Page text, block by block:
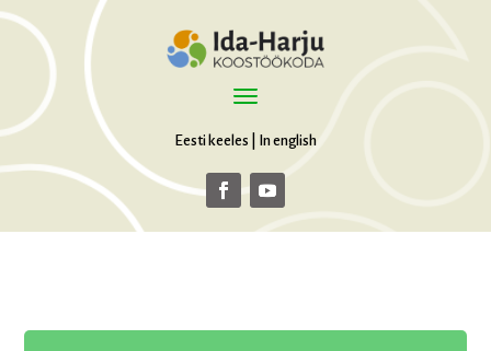
Eesti keeles In english